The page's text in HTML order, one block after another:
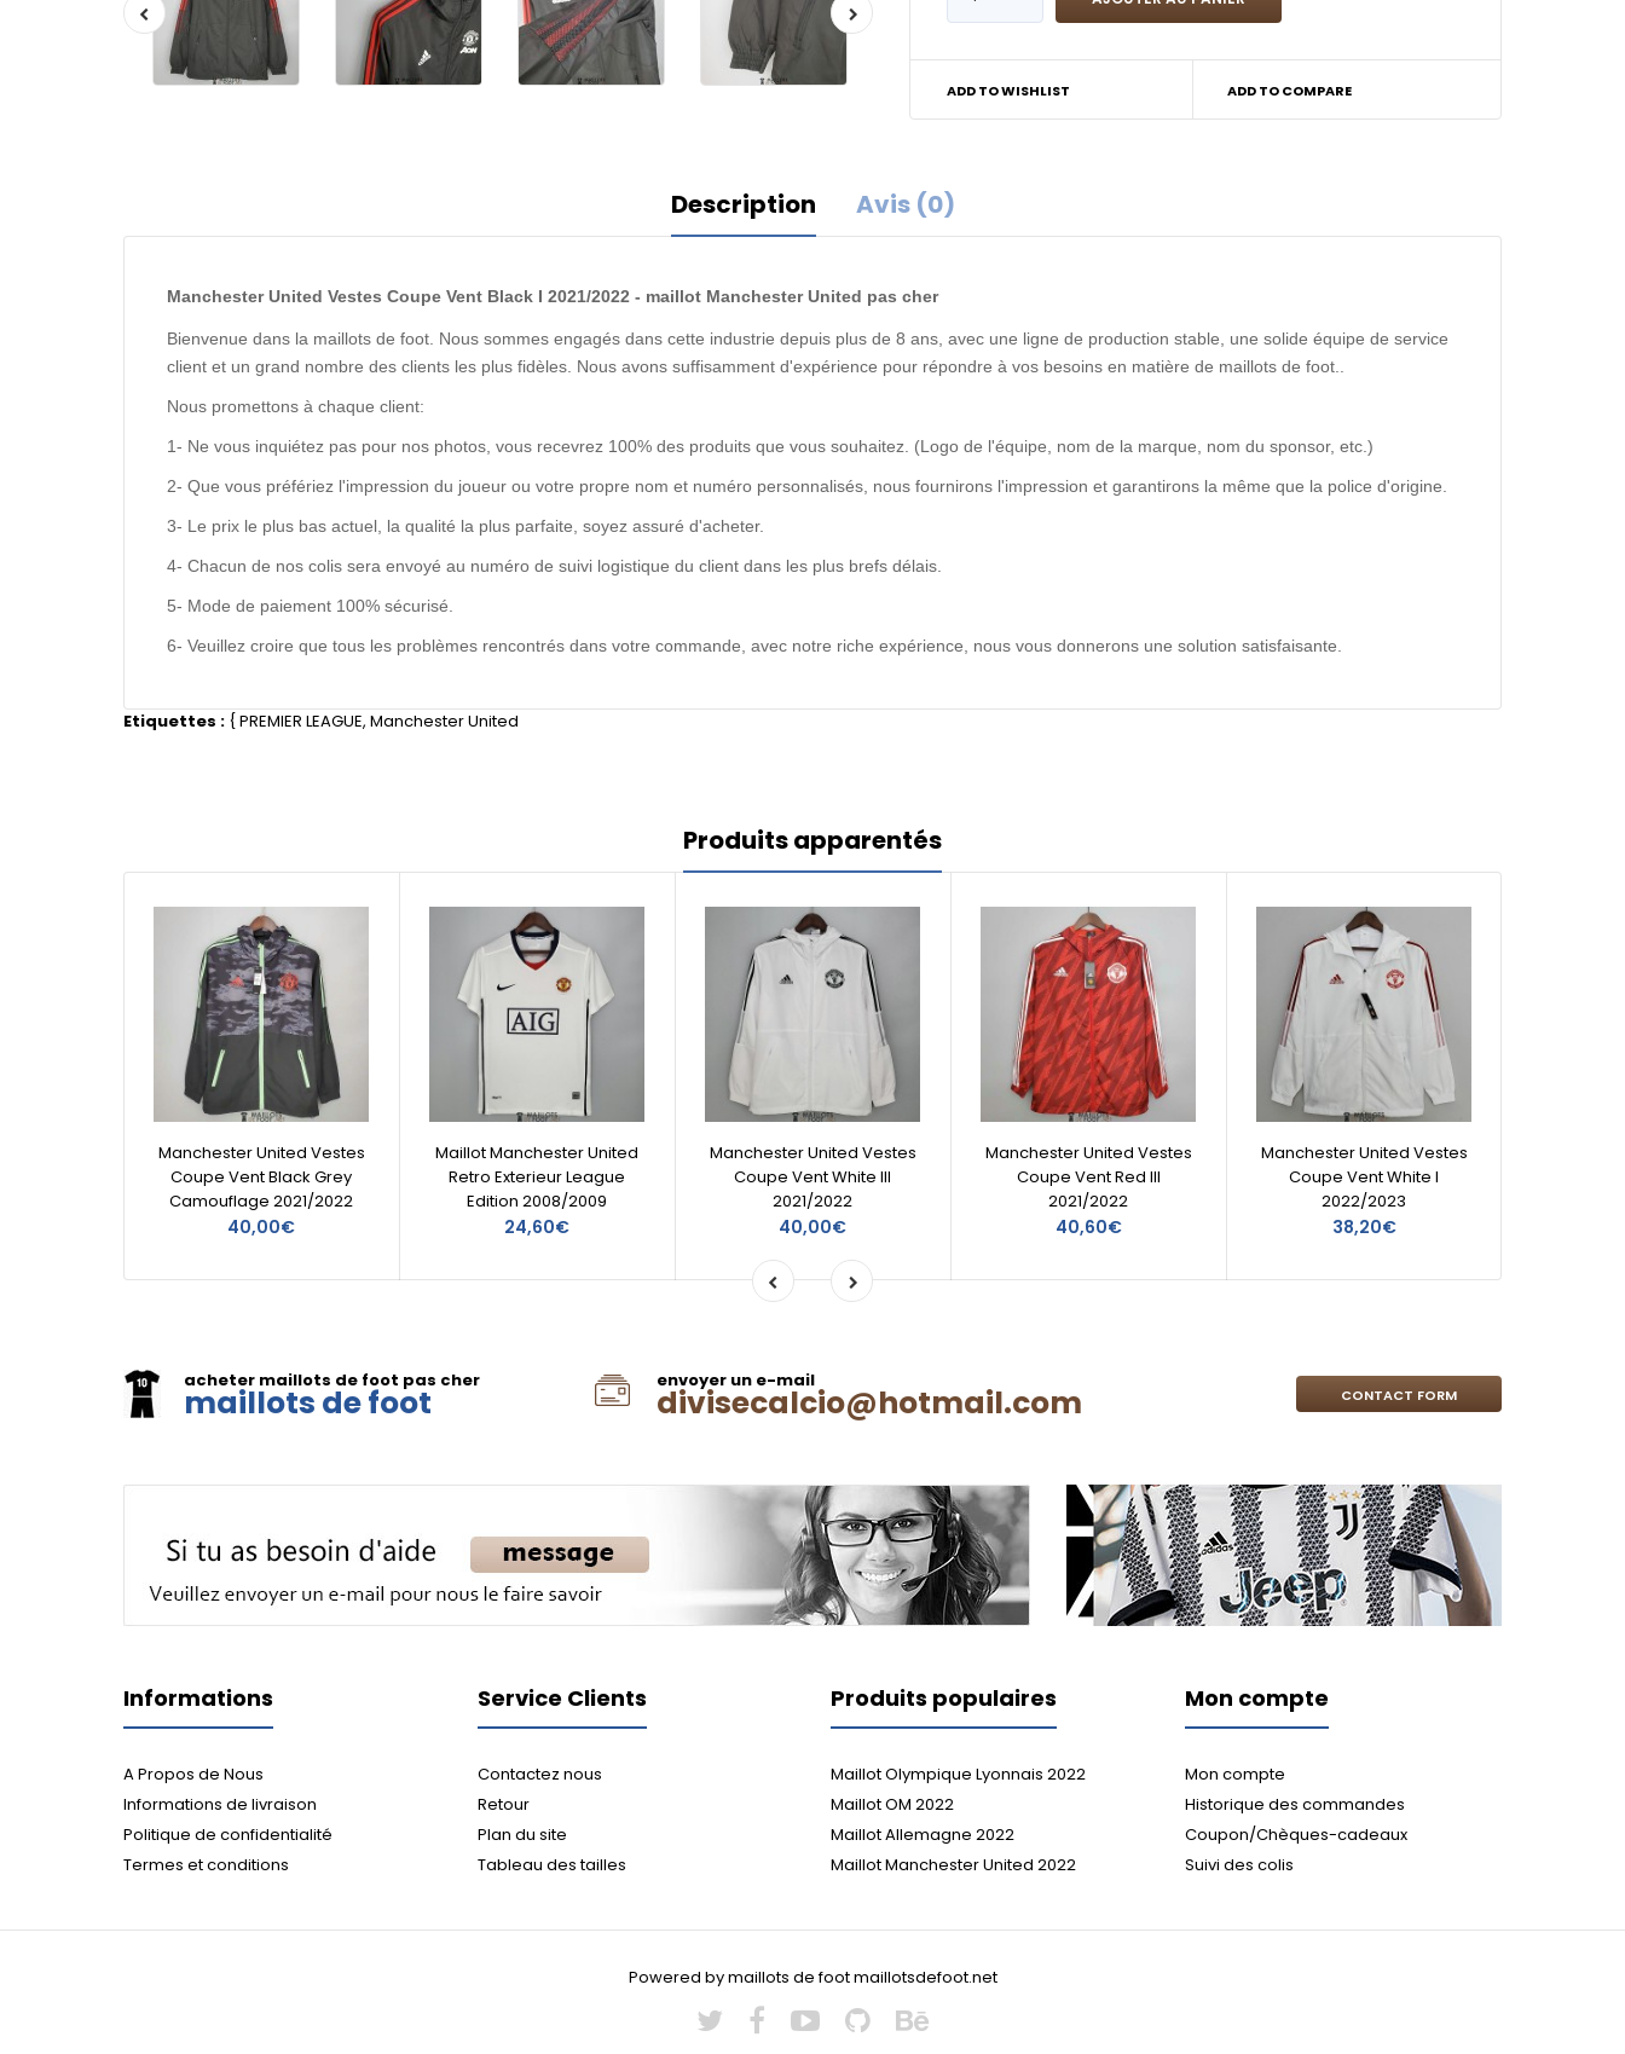
ADD TO WISHLIST ADD TO COMPARE
Description Avis (0)
Manchester United Vestes Coupe Vent Black I 2021/2022 - maillot Manchester United pas cher
Bienvenue dans la maillots de foot. Nous sommes engagés dans cette industrie depuis plus de 8 ans, avec une ligne de production stable, une solide équipe de service
client et un grand nombre des clients les plus fidèles. Nous avons suffisamment d'expérience pour répondre à vos besoins en matière de maillots de foot..
Nous promettons à chaque client:
1- Ne vous inquiétez pas pour nos photos, vous recevrez 100% des produits que vous souhaitez. (Logo de l'équipe, nom de la marque, nom du sponsor, etc.)
2- Que vous préfériez l'impression du joueur ou votre propre nom et numéro personnalisés, nous fournirons l'impression et garantirons la même que la police d'origine.
3- Le prix le plus bas actuel, la qualité la plus parfaite, soyez assuré d'acheter.
4- Chacun de nos colis sera envoyé au numéro de suivi logistique du client dans les plus brefs délais.
5- Mode de paiement 100% sécurisé.
6- Veuillez croire que tous les problèmes rencontrés dans votre commande, avec notre riche expérience, nous vous donnerons une solution satisfaisante.
Etiquettes : {PREMIER LEAGUE, Manchester United
Produits apparentés
Manchester United Vestes
Coupe Vent Black Grey
Camouflage 2021/2022
40,00€
Maillot Manchester United
Retro Exterieur League
Edition 2008/2009
24,60€
Manchester United Vestes
Coupe Vent White III
2021/2022
40,00€
Manchester United Vestes
Coupe Vent Red III
2021/2022
40,60€
Manchester United Vestes
Coupe Vent White I
2022/2023
38,20€
acheter maillots de foot pas cher
maillots de foot
envoyer un e-mail
divisecalcio@hotmail.com CONTACT FORM
Informations
A Propos de Nous
Informations de livraison
Politique de confidentialité
Termes et conditions
Service Clients
Contactez nous
Retour
Plan du site
Tableau des tailles
Produits populaires
Maillot Olympique Lyonnais 2022
Maillot OM 2022
Maillot Allemagne 2022
Maillot Manchester United 2022
Mon compte
Mon compte
Historique des commandes
Coupon/Chèques-cadeaux
Suivi des colis
Powered by maillots de foot maillotsdefoot.net